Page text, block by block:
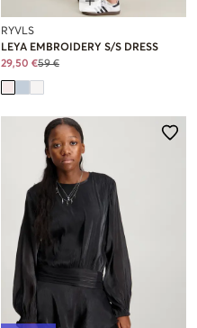
RYVLS
LEYA EMBROIDERY S/S DRESS
29,50 €59 €